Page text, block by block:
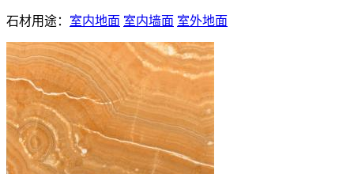
石材用途： 室内地面 室内墙面 室外地面